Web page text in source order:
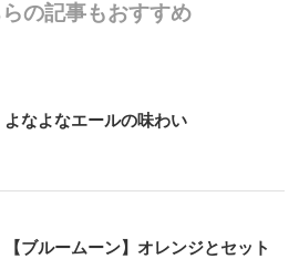
の記事もおすすめ
よなよなエールの味わい
【ブルームーン】オレンジとセット